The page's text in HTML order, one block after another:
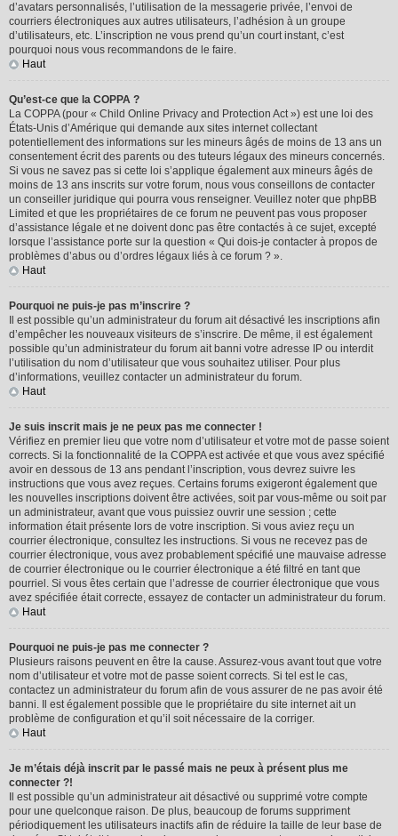
d’avatars personnalisés, l’utilisation de la messagerie privée, l’envoi de
courriers électroniques aux autres utilisateurs, l’adhésion à un groupe
d’utilisateurs, etc. L’inscription ne vous prend qu’un court instant, c’est
pourquoi nous vous recommandons de le faire.
Haut
Qu’est-ce que la COPPA ?
La COPPA (pour « Child Online Privacy and Protection Act ») est une loi des
États-Unis d’Amérique qui demande aux sites internet collectant
potentiellement des informations sur les mineurs âgés de moins de 13 ans un
consentement écrit des parents ou des tuteurs légaux des mineurs concernés.
Si vous ne savez pas si cette loi s’applique également aux mineurs âgés de
moins de 13 ans inscrits sur votre forum, nous vous conseillons de contacter
un conseiller juridique qui pourra vous renseigner. Veuillez noter que phpBB
Limited et que les propriétaires de ce forum ne peuvent pas vous proposer
d’assistance légale et ne doivent donc pas être contactés à ce sujet, excepté
lorsque l’assistance porte sur la question « Qui dois-je contacter à propos de
problèmes d’abus ou d’ordres légaux liés à ce forum ? ».
Haut
Pourquoi ne puis-je pas m’inscrire ?
Il est possible qu’un administrateur du forum ait désactivé les inscriptions afin
d’empêcher les nouveaux visiteurs de s’inscrire. De même, il est également
possible qu’un administrateur du forum ait banni votre adresse IP ou interdit
l’utilisation du nom d’utilisateur que vous souhaitez utiliser. Pour plus
d’informations, veuillez contacter un administrateur du forum.
Haut
Je suis inscrit mais je ne peux pas me connecter !
Vérifiez en premier lieu que votre nom d’utilisateur et votre mot de passe soient
corrects. Si la fonctionnalité de la COPPA est activée et que vous avez spécifié
avoir en dessous de 13 ans pendant l’inscription, vous devrez suivre les
instructions que vous avez reçues. Certains forums exigeront également que
les nouvelles inscriptions doivent être activées, soit par vous-même ou soit par
un administrateur, avant que vous puissiez ouvrir une session ; cette
information était présente lors de votre inscription. Si vous aviez reçu un
courrier électronique, consultez les instructions. Si vous ne recevez pas de
courrier électronique, vous avez probablement spécifié une mauvaise adresse
de courrier électronique ou le courrier électronique a été filtré en tant que
pourriel. Si vous êtes certain que l’adresse de courrier électronique que vous
avez spécifiée était correcte, essayez de contacter un administrateur du forum.
Haut
Pourquoi ne puis-je pas me connecter ?
Plusieurs raisons peuvent en être la cause. Assurez-vous avant tout que votre
nom d’utilisateur et votre mot de passe soient corrects. Si tel est le cas,
contactez un administrateur du forum afin de vous assurer de ne pas avoir été
banni. Il est également possible que le propriétaire du site internet ait un
problème de configuration et qu’il soit nécessaire de la corriger.
Haut
Je m’étais déjà inscrit par le passé mais ne peux à présent plus me
connecter ?!
Il est possible qu’un administrateur ait désactivé ou supprimé votre compte
pour une quelconque raison. De plus, beaucoup de forums suppriment
périodiquement les utilisateurs inactifs afin de réduire la taille de leur base de